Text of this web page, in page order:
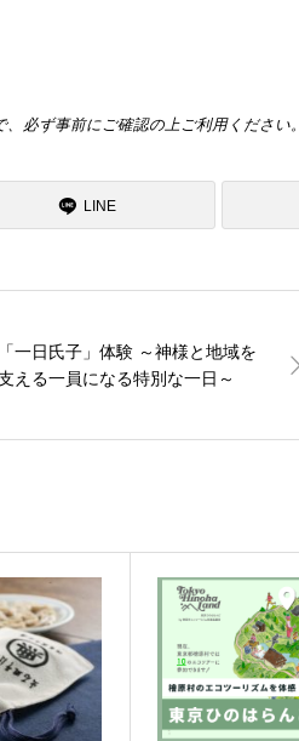
必ず事前にご確認の上ご利用ください。
LINE
「一日氏子」体験 ～神様と地域を
える一員になる特別な一日～